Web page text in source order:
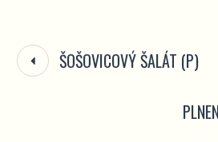
ŠOŠOVICOVÝ ŠALÁT (P)